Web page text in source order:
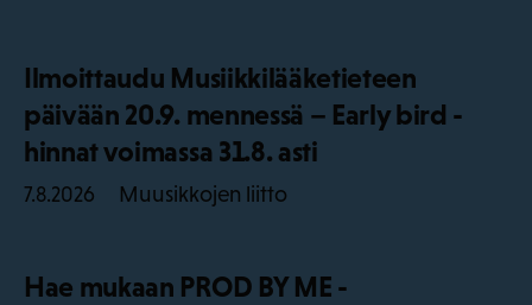
Ilmoittaudu Musiikkilääketieteen
päivään 20.9. mennessä – Early bird -
hinnat voimassa 31.8. asti
7.8.2026 Muusikkojen liitto
Hae mukaan PROD BY ME -